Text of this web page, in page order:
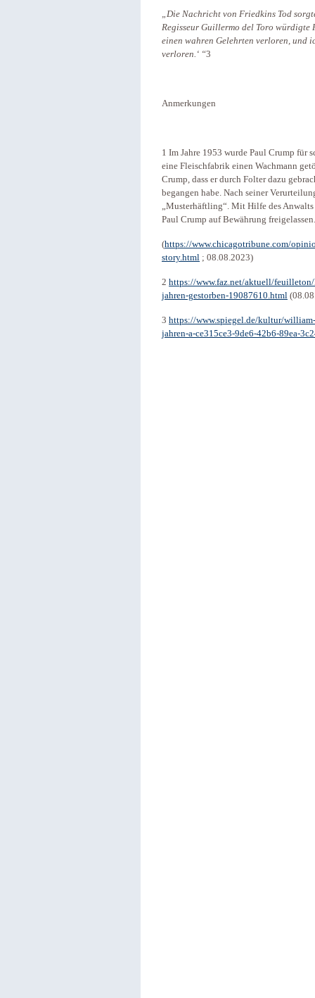
„Die Nachricht von Friedkins Tod
Regisseur Guillermo del Toro würdigte
einen wahren Gelehrten verloren, und
verloren.‘ “3
Anmerkungen
1 Im Jahre 1953 wurde Paul Crump für
eine Fleischfabrik einen Wachmann
Crump, dass er durch Folter dazu
begangen habe. Nach seiner
„Musterhäftling“. Mit Hilfe des
Paul Crump auf Bewährung
(https://www.chicagotribune.com/
story.html ; 08.08.2023)
2 https://www.faz.net/aktuell/
jahren-gestorben-19087610.html
3 https://www.spiegel.de/kultur/
jahren-a-ce315ce3-9de6-42b6-89ea-